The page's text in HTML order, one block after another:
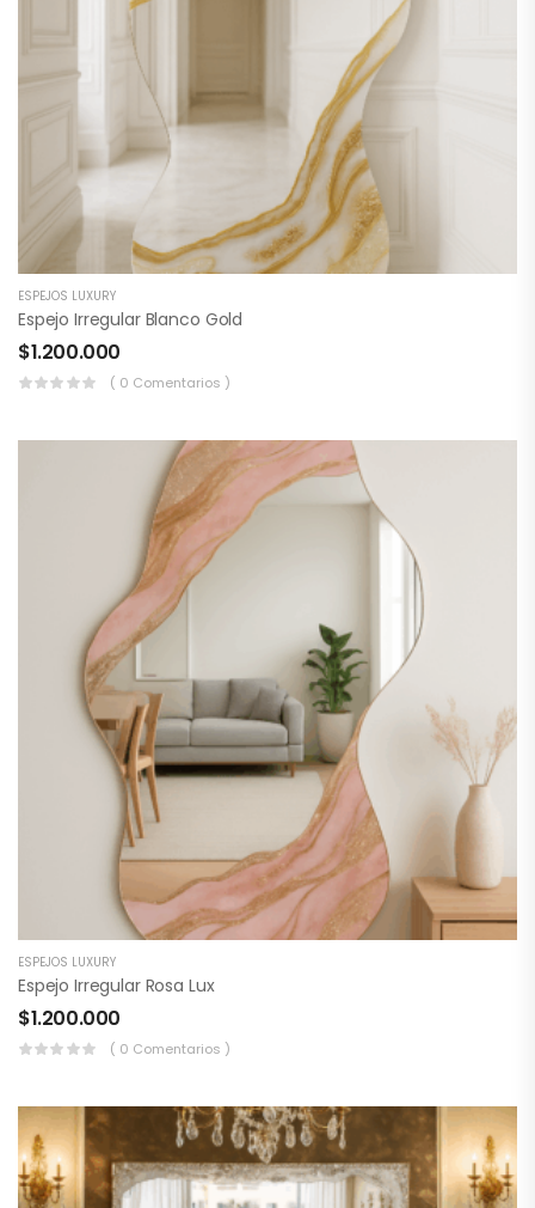
ESPEJOS LUXURY
Espejo Irregular Blanco Gold
$1.200.000
( 0 Comentarios )
ESPEJOS LUXURY
Espejo Irregular Rosa Lux
$1.200.000
( 0 Comentarios )